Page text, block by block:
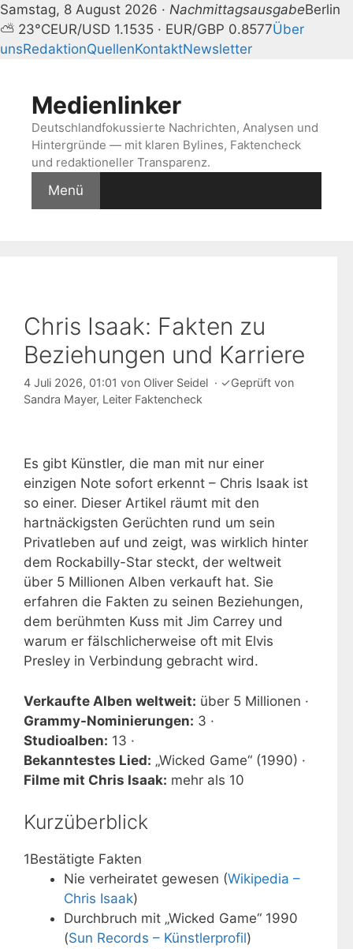
Samstag, 8 August 2026 · NachmittagsausgabeBerlin
⛅ 23°CEUR/USD 1.1535 · EUR/GBP 0.8577Über
unsRedaktionQuellenKontaktNewsletter
springenMedienlinker
Deutschlandfokussierte Nachrichten, Analysen und
Hintergründe — mit klaren Bylines, Faktencheck
und redaktioneller Transparenz.
Menü
Chris Isaak: Fakten zu
Beziehungen und Karriere
4 Juli 2026, 01:01 von Oliver Seidel · ✓Geprüft von
Sandra Mayer, Leiter Faktencheck
Es gibt Künstler, die man mit nur einer
einzigen Note sofort erkennt – Chris Isaak ist
so einer. Dieser Artikel räumt mit den
hartnäckigsten Gerüchten rund um sein
Privatleben auf und zeigt, was wirklich hinter
dem Rockabilly-Star steckt, der weltweit
über 5 Millionen Alben verkauft hat. Sie
erfahren die Fakten zu seinen Beziehungen,
dem berühmten Kuss mit Jim Carrey und
warum er fälschlicherweise oft mit Elvis
Presley in Verbindung gebracht wird.
Verkaufte Alben weltweit: über 5 Millionen ·
Grammy-Nominierungen: 3 ·
Studioalben: 13 ·
Bekanntestes Lied: „Wicked Game“ (1990) ·
Filme mit Chris Isaak: mehr als 10
Kurzüberblick
1Bestätigte Fakten
Nie verheiratet gewesen (Wikipedia –
Chris Isaak)
Durchbruch mit „Wicked Game“ 1990
(Sun Records – Künstlerprofil)